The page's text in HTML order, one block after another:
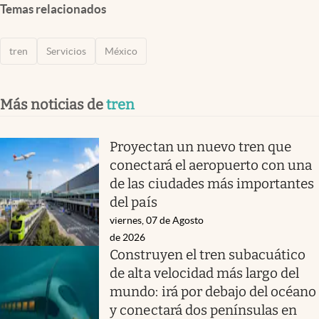
Temas relacionados
tren Servicios México
Más noticias detren
Proyectan un nuevo tren que
conectará el aeropuerto con una
de las ciudades más importantes
del país
viernes, 07 de Agosto
de 2026
Construyen el tren subacuático
de alta velocidad más largo del
mundo: irá por debajo del océano
y conectará dos penínsulas en